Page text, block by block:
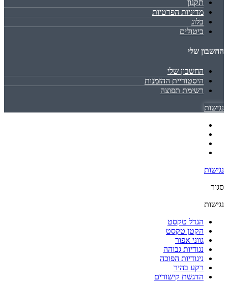
תקנון
מדיניות הפרטיות
בלוג
ביטולים
החשבון שלי
החשבון שלי
היסטוריית ההזמנות
רשימת תפוצה
נגישות
נגישות
סגור
נגישות
הגדל טקסט
הקטן טקסט
גווני אפור
נגודיות גבוהה
ניגודיות הפוכה
רקע בהיר
הדגשת קישורים